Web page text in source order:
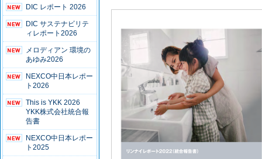
DIC レポート 2026
DIC サステナビリテ
ィレポート2026
メロディアン 環境の
あゆみ2026
NEXCO中日本レポー
ト2026
This is YKK 2026
YKK株式会社統合報
告書
NEXCO中日本レポー
ト2025